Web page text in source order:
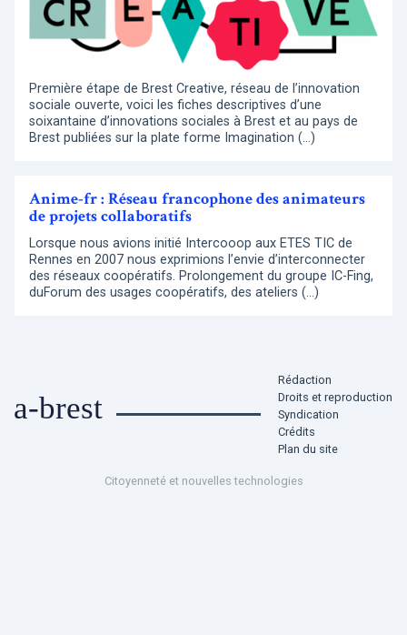
Première étape de Brest Creative, réseau de l’innovation
sociale ouverte, voici les fiches descriptives d’une
soixantaine d’innovations sociales à Brest et au pays de
Brest publiées sur la plate forme Imagination (…)
Anime-fr : Réseau francophone des animateurs
de projets collaboratifs
Lorsque nous avions initié Intercooop aux ETES TIC de
Rennes en 2007 nous exprimions l’envie d’interconnecter
des réseaux coopératifs. Prolongement du groupe IC-Fing,
duForum des usages coopératifs, des ateliers (…)
a-brest
Rédaction
Droits et reproduction
Syndication
Crédits
Plan du site
Citoyenneté et nouvelles technologies